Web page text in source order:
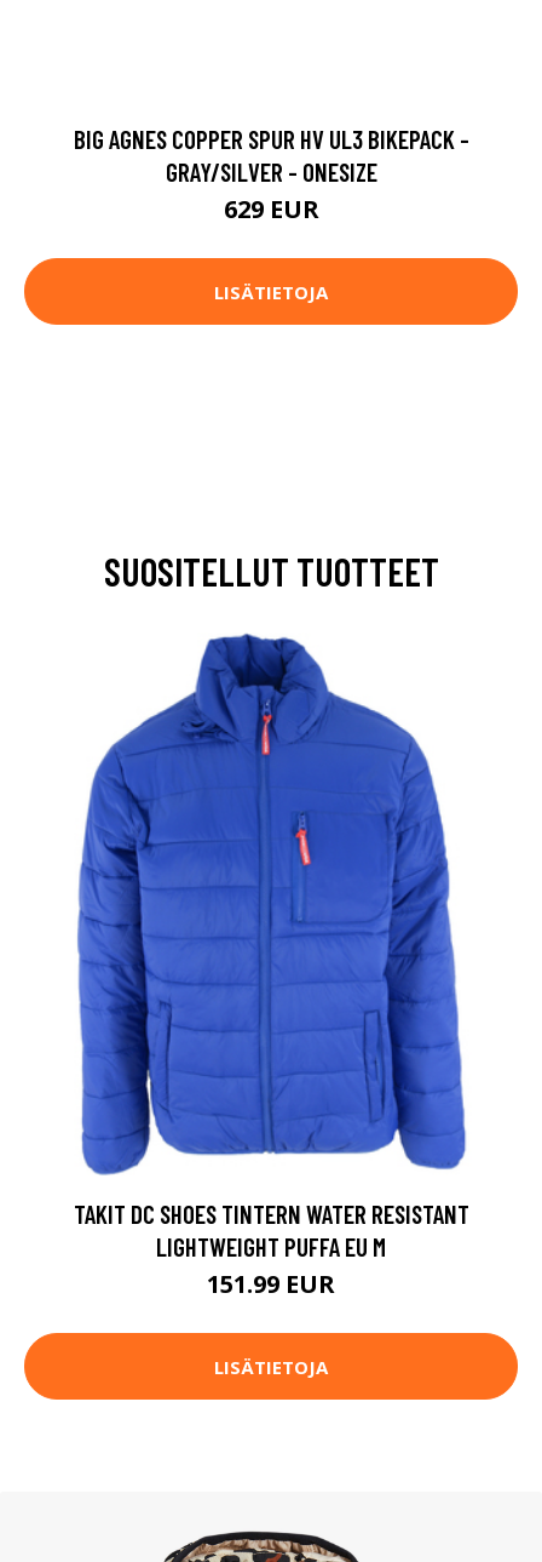
BIG AGNES COPPER SPUR HV UL3 BIKEPACK -
GRAY/SILVER - ONESIZE
629 EUR
LISÄTIETOJA
SUOSITELLUT TUOTTEET
TAKIT DC SHOES TINTERN WATER RESISTANT
LIGHTWEIGHT PUFFA EU M
151.99 EUR
LISÄTIETOJA